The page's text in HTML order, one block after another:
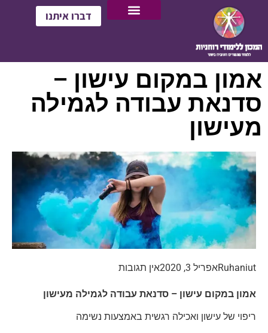
דברו איתנו
אמון במקום עישון –
סדנאת עבודה לגמילה
מעישון
Ruhaniutאפריל 3, 2020 אין תגובות
אמון במקום עישון – סדנאת עבודה לגמילה מעישון
ריפוי של עישון ואכילה רגשית באמצעות נשימה